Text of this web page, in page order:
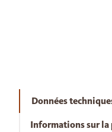
Données
Informations sur la